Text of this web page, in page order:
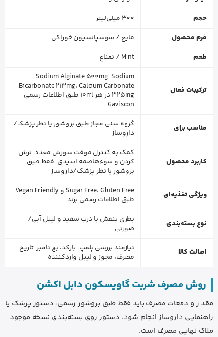
حجم
300 میلی‌لیتر
فرم محصول
مایع / سوسپانسیون خوراکی
طعم
Mint / نعناع
ترکیبات فعال
Sodium Alginate 500mg، Sodium
Bicarbonate 213mg، Calcium Carbonate
325mg در هر 10ml طبق اطلاعات رسمی
Gaviscon
مناسب برای
گروه سنی مجاز طبق بروشور یا نظر پزشک/
داروساز
کاربرد محصول
کمک به کنترل موقت سوزش معده، ترش
کردن و سوءهاضمه اسیدی، فقط طبق
بروشور یا نظر پزشک/داروساز
ویژگی تغذیه‌ای
Sugar Free، Gluten Free و Vegan Friendly
طبق اطلاعات رسمی برند
نوع بسته‌بندی
بطری بنفش با درب سفید و لیبل آبی/
صورتی
اصالت کالا
نیازمند بررسی پلمپ، بارکد، بچ نامبر، تاریخ
مصرف، مجوز و لیبل واردکننده
روش مصرف شربت گاویسکون دابل اکشن
مقدار و دفعات مصرف باید فقط طبق بروشور رسمی، دستور پزشک یا
راهنمایی داروساز انجام شود. دستور روی بسته‌بندی نسخه موجود
ملاک نهایی مصرف است.